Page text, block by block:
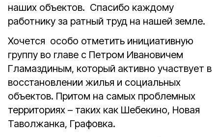
наших объектов. Спасибо каждому
работнику за ратный труд на нашей земле.
Хочется особо отметить инициативную
группу во главе с Петром Ивановичем
Гламаздиным, который активно участвует в
восстановлении жилья и социальных
объектов. Притом на самых проблемных
территориях – таких как Шебекино, Новая
Таволжанка, Графовка.